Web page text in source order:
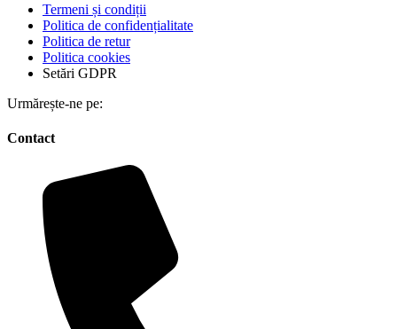
Termeni și condiții
Politica de confidențialitate
Politica de retur
Politica cookies
Setări GDPR
Urmărește-ne pe:
Contact